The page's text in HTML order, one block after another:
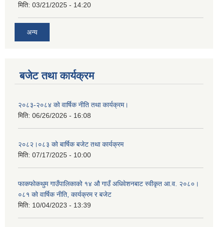
मिति: 03/21/2025 - 14:20
अन्य
बजेट तथा कार्यक्रम
२०८३-२०८४ को वार्षिक नीति तथा कार्यक्रम।
मिति: 06/26/2026 - 16:08
२०८२।०८३ को बार्षिक बजेट तथा कार्यक्रम
मिति: 07/17/2025 - 10:00
फाकफोकथुम गाउँपालिकाको १४ औ गाउँ अधिवेशनबाट स्वीकृत आ.व. २०८०।
०८१ को वार्षिक नीति, कार्यक्रम र बजेट
मिति: 10/04/2023 - 13:39